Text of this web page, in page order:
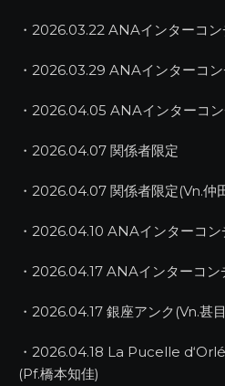
・2026.03.22 ANAインターコ
・2026.03.29 ANAインターコ
・2026.04.05 ANAインターコ
・2026.04.07 関係者限定
・2026.04.07 関係者限定(Vn.仲
・2026.04.10 ANAインターコ
・2026.04.17 ANAインターコ
・2026.04.17 銀座アンク(Vn.甚
・2026.04.18 La Pucelle
(Pf.橋本知佳)